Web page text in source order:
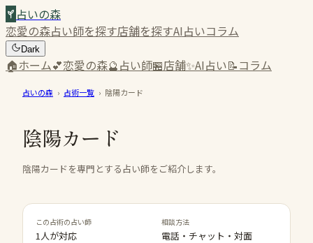
占いの森
恋愛の森占い師を探す店舗を探すAI占いコラム
Dark
🏠ホーム💕恋愛の森🔮占い師🏪店舗✨AI占い📝コラム
占いの森 › 占術一覧 › 陰陽カード
陰陽カード
陰陽カードを専門とする占い師をご紹介します。
この占術の占い師
1人が対応
相談方法
電話・チャット・対面